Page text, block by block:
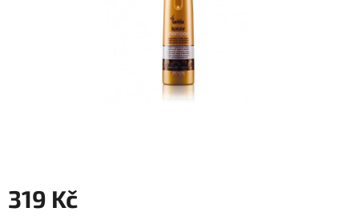
319 Kč